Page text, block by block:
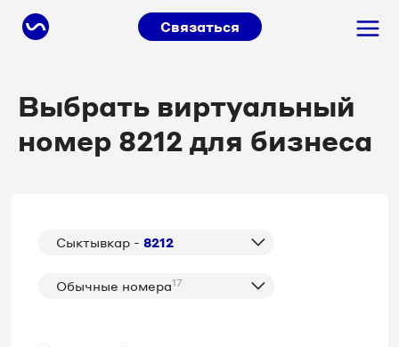
Связаться
Выбрать виртуальный
номер 8212 для бизнеса
Сыктывкар - 8212
Обычные номера17